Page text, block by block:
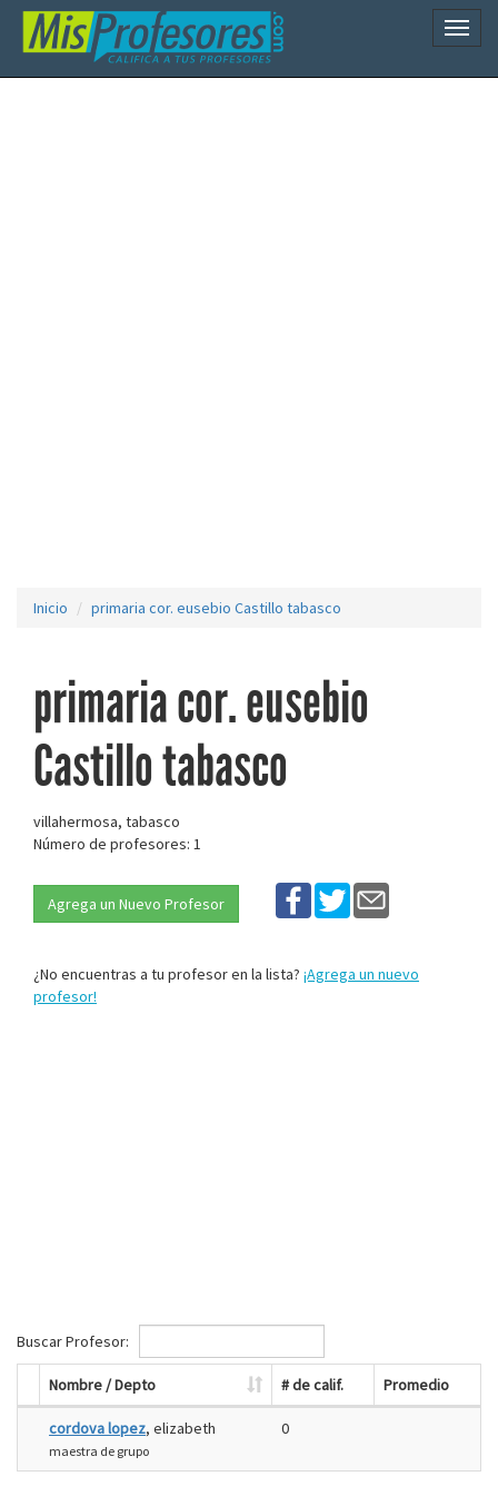
Inicio primaria cor. eusebio Castillo tabasco
primaria cor. eusebio
Castillo tabasco
villahermosa, tabasco
Número de profesores: 1
Agrega un Nuevo Profesor
¿No encuentras a tu profesor en la lista? ¡Agrega un nuevo
profesor!
Buscar Profesor:
Nombre / Depto # de calif. Promedio
cordova lopez, elizabeth
maestra de grupo
0